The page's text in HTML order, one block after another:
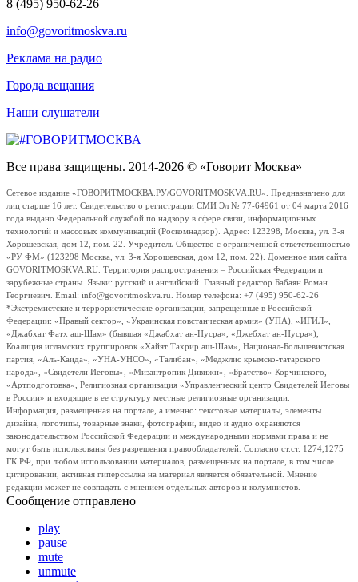
8 (495) 950-62-26
info@govoritmoskva.ru
Реклама на радио
Города вещания
Наши слушатели
Все права защищены. 2014-2026 © «Говорит Москва»
Сетевое издание «ГОВОРИТМОСКВА.РУ/GOVORITMOSKVA.RU». Предназначено для
лиц старше 16 лет. Свидетельство о регистрации СМИ Эл № 77-64961 от 04 марта 2016
года выдано Федеральной службой по надзору в сфере связи, информационных
технологий и массовых коммуникаций (Роскомнадзор). Адрес: 123298, Москва, ул. 3-я
Хорошевская, дом 12, пом. 22. Учредитель Общество с ограниченной ответственностью
«РУ ФМ» (123298 Москва, ул. 3-я Хорошевская, дом 12, пом. 22). Доменное имя сайта
GOVORITMOSKVA.RU. Территория распространения – Российская Федерация и
зарубежные страны. Языки: русский и английский. Главный редактор Бабаян Роман
Георгиевич. Email: info@govoritmoskva.ru. Номер телефона: +7 (495) 950-62-26
*Экстремистские и террористические организации, запрещенные в Российской
Федерации: «Правый сектор», «Украинская повстанческая армия» (УПА), «ИГИЛ»,
«Джабхат Фатх аш-Шам» (бывшая «Джабхат ан-Нусра», «Джебхат ан-Нусра»),
Коалиция исламских группировок «Хайят Тахрир аш-Шам», Национал-Большевистская
партия, «Аль-Каида», «УНА-УНСО», «Талибан», «Меджлис крымско-татарского
народа», «Свидетели Иеговы», «Мизантропик Дивижн», «Братство» Корчинского,
«Артподготовка», Религиозная организация «Управленческий центр Свидетелей Иеговы
в России» и входящие в ее структуру местные религиозные организации.
Информация, размещенная на портале, а именно: текстовые материалы, элементы
дизайна, логотипы, товарные знаки, фотографии, видео и аудио охраняются
законодательством Российской Федерации и международными нормами права и не
могут быть использованы без разрешения правообладателей. Согласно ст.ст. 1274,1275
ГК РФ, при любом использовании материалов, размещенных на портале, в том числе
цитировании, активная гиперссылка на материал является обязательной. Мнение
редакции может не совпадать с мнением отдельных авторов и колумнистов.
Сообщение отправлено
play
pause
mute
unmute